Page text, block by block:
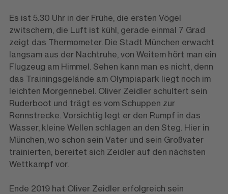
Es ist 5.30 Uhr in der Frühe, die ersten Vögel
zwitschern, die Luft ist kühl, gerade einmal 7 Grad
zeigt das Thermometer. Die Stadt München erwacht
langsam aus der Nachtruhe, von Weitem hört man ein
Flugzeug am Himmel. Sehen kann man es nicht, denn
das Trainingsgelände am Olympiapark liegt noch im
leichten Morgen­nebel. Oliver Zeidler schultert sein
Ruderboot und trägt es vom Schuppen zur
Rennstrecke. Vorsichtig legt er den Rumpf in das
Wasser, kleine Wellen schlagen an den Steg. Hier in
München, wo schon sein Vater und sein Großvater
trainierten, bereitet sich Zeidler auf den nächsten
Wettkampf vor.
Ende 2019 hat Oliver Zeidler erfolgreich sein